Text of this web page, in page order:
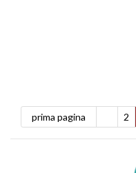
prima pagina 2